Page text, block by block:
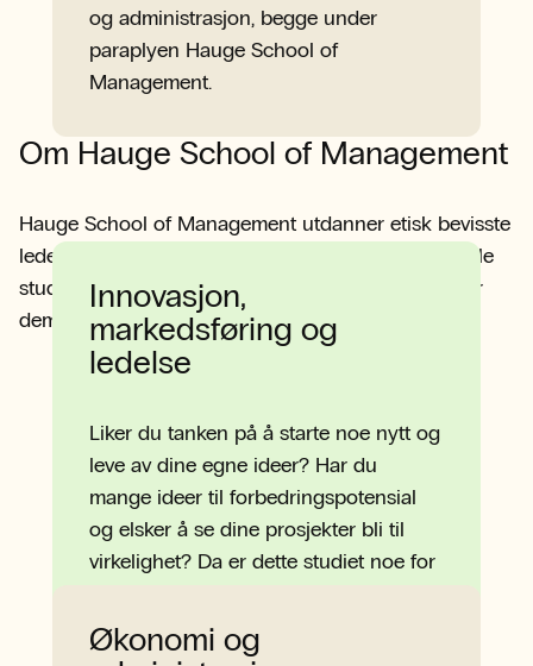
og administrasjon, begge under
paraplyen Hauge School of
Management.
Om Hauge School of Management
Hauge School of Management utdanner etisk bevisste
ledere med sterk faglig, økonomisk kompetanse. Alle
studenter får en mentor fra næringslivet som følger
dem gjennom studiet.
Innovasjon,
markedsføring og
ledelse
Liker du tanken på å starte noe nytt og
leve av dine egne ideer? Har du
mange ideer til forbedringspotensial
og elsker å se dine prosjekter bli til
virkelighet? Da er dette studiet noe for
Les mer her!
Økonomi og